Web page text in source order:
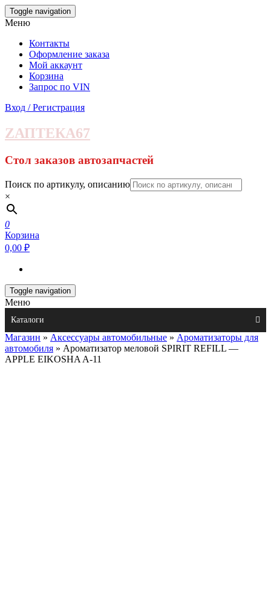
Skip
to
content
Toggle navigation
Меню
Контакты
Оформление заказа
Мой аккаунт
Корзина
Запрос по VIN
Вход / Регистрация
ZАПТЕКА67
Стол заказов автозапчастей
Поиск по артикулу, описанию
×
0
Корзина
0,00 ₽
Toggle navigation
Меню
Каталоги
Магазин » Аксессуары автомобильные » Ароматизаторы для
автомобиля » Ароматизатор меловой SPIRIT REFILL —
APPLE EIKOSHA A-11